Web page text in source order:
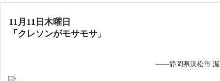
11月11日木曜日
「クレソンがモサモサ 」
——静岡県浜松市 渥